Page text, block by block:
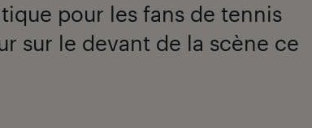
pour les fans de tennis
sur le devant de la scène ce